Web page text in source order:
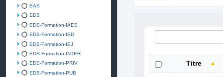
EAS
EDS
EDS-Formation-IAES
EDS-Formation-IED
EDS-Formation-IEJ
EDS-Formation-INTER
EDS-Formation-PRIV
EDS-Formation-PUB
Titre